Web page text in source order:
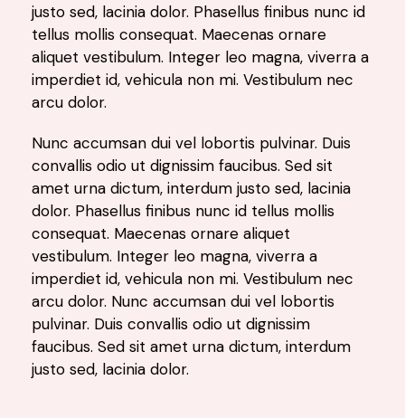
justo sed, lacinia dolor. Phasellus finibus nunc id
tellus mollis consequat. Maecenas ornare
aliquet vestibulum. Integer leo magna, viverra a
imperdiet id, vehicula non mi. Vestibulum nec
arcu dolor.
Nunc accumsan dui vel lobortis pulvinar. Duis
convallis odio ut dignissim faucibus. Sed sit
amet urna dictum, interdum justo sed, lacinia
dolor. Phasellus finibus nunc id tellus mollis
consequat. Maecenas ornare aliquet
vestibulum. Integer leo magna, viverra a
imperdiet id, vehicula non mi. Vestibulum nec
arcu dolor. Nunc accumsan dui vel lobortis
pulvinar. Duis convallis odio ut dignissim
faucibus. Sed sit amet urna dictum, interdum
justo sed, lacinia dolor.